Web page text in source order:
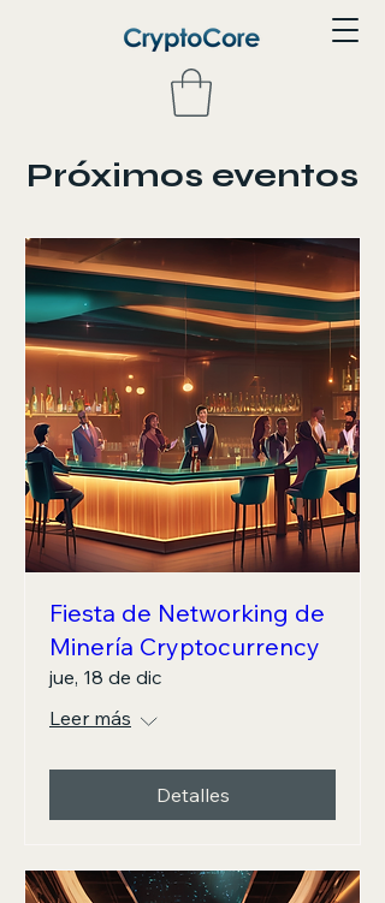
Próximos eventos
Fiesta de Networking de
Minería Cryptocurrency
jue, 18 de dic
Leer más
Detalles